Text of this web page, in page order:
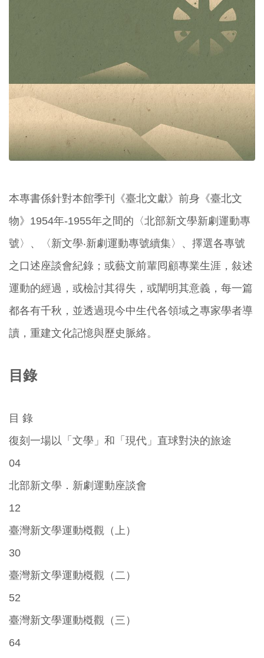
本專書係針對本館季刊《臺北文獻》前身《臺北文
物》1954年-1955年之間的〈北部新文學新劇運動專
號〉、〈新文學‧新劇運動專號續集〉、擇選各專號
之口述座談會紀錄；或藝文前輩囘顧專業生涯，敍述
運動的經過，或檢討其得失，或闡明其意義，每一篇
都各有千秋，並透過現今中生代各領域之專家學者導
讀，重建文化記憶與歷史脈絡。
目錄
目 錄
復刻一場以「文學」和「現代」直球對決的旅途
04
北部新文學．新劇運動座談會
12
臺灣新文學運動槪觀（上）
30
臺灣新文學運動槪觀（二）
52
臺灣新文學運動槪觀（三）
64